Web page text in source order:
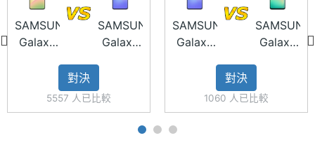
能捕捉清楚的畫面。
SAMSUNG Galaxy A36 5G 功能特色
主螢幕
像素密
385 ppi
主螢幕
最大亮
1900 nits
SAMSUNG
Galaxy
SAMSUNG
Galaxy
對決
5557 人已比較
SAMSUNG
Galaxy
SAMSUNG
Galaxy
對決
1060 人已比較